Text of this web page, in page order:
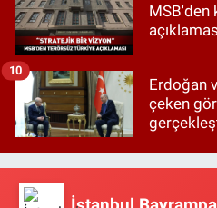
MSB'den
Erdoğan
çeken
10